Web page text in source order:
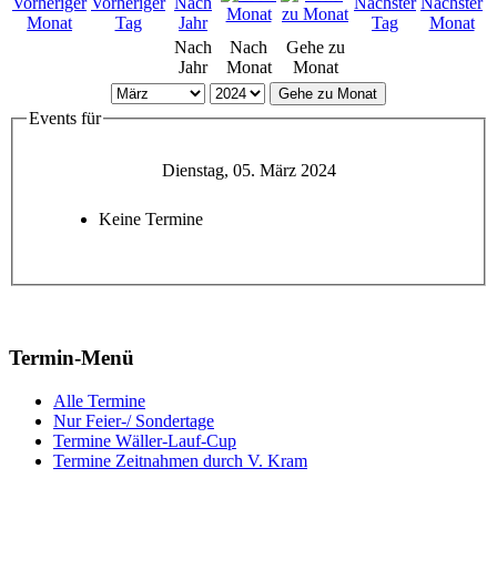
Nach
Jahr
Nach
Monat
Gehe zu
Monat
Gehe zu Monat
Events für
Dienstag, 05. März 2024
Keine Termine
Termin-Menü
Alle Termine
Nur Feier-/ Sondertage
Termine Wäller-Lauf-Cup
Termine Zeitnahmen durch V. Kram